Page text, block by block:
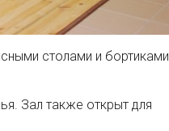
столами и бортиками.
Зал также открыт для